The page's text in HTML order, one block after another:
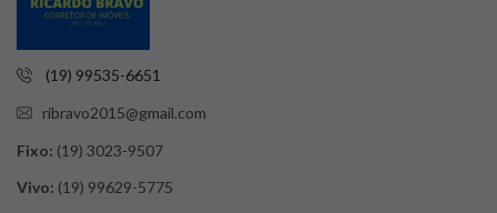
(19) 99535-6651
ribravo2015@gmail.com
Fixo: (19) 3023-9507
Vivo: (19) 99629-5775